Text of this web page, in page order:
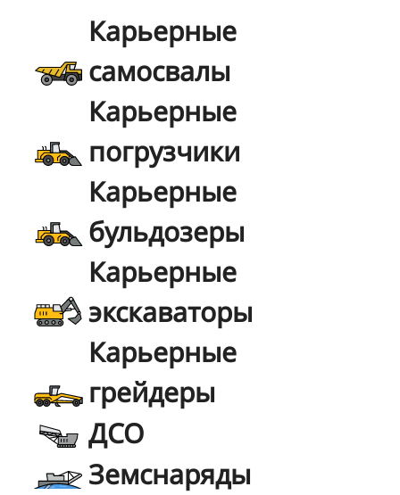
Карьерные
самосвалы
Карьерные
погрузчики
Карьерные
бульдозеры
Карьерные
экскаваторы
Карьерные
грейдеры
ДСО
Земснаряды